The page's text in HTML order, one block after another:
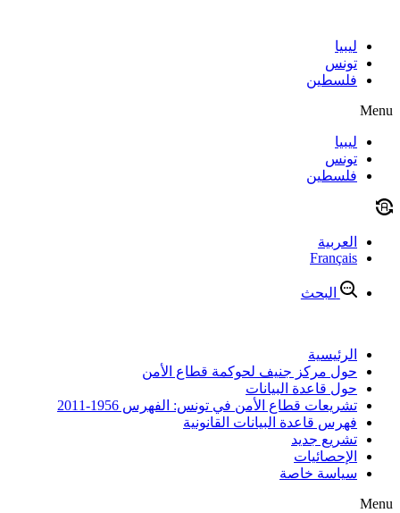
contentليبيا
تونس
فلسطين
Menu
ليبيا
تونس
فلسطين
العربية
Français
البحث
الرئيسية
حول مركز جنيف لحوكمة قطاع الأمن
حول قاعدة البيانات
تشريعات قطاع الأمن في تونس: الفهرس 1956-2011
فهرس قاعدة البيانات القانونية
تشريع جديد
الإحصائيات
سياسة خاصة
Menu